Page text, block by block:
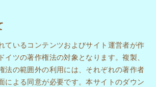
ているコンテンツおよびサイト運営者が作
イツの著作権法の対象となります。複製、
法の範囲外の利用には、それぞれの著作者
による同意が必要です。本サイトのダウン